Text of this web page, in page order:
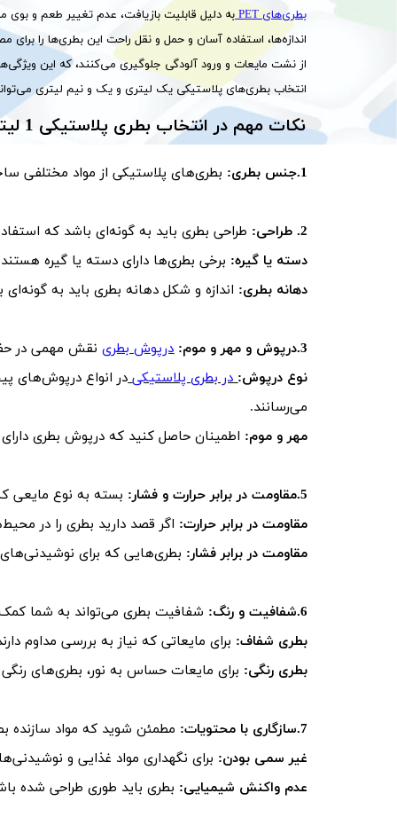
بطری‌های PET
به دلیل قابلیت بازیافت، عدم تغییر طعم و بوی
اندازه‌ها، استفاده آسان و حمل و نقل راحت این بطری‌ها را
از نشت مایعات و ورود آلودگی جلوگیری می‌کنند، که این
انتخاب بطری‌های پلاستیکی یک لیتری و یک و نیم لیتری
نکات مهم در انتخاب بطری پلاستیکی 1 لیتری و بطری پلاستیکی 1.5 لیتری​​​​​​​
1.جنس بطری: بطری‌های پلاستیکی از مواد مختلفی
2. طراحی:
طراحی بطری باید به گونه‌ای باشد که
دسته یا گیره: برخی بطری‌ها دارای دسته یا گیره
دهانه بطری: اندازه و شکل دهانه بطری باید به
3.درپوش و مهر و موم: درپوش بطرینقش مهمی در
نوع درپوش: در بطری پلاستیکی در انواع درپوش‌های
می‌رسانند.
مهر و موم: اطمینان حاصل کنید که درپوش بطری
5.مقاومت در برابر حرارت و فشار:
بسته به نوع مایعی
مقاومت در برابر حرارت: اگر قصد دارید بطری را در
مقاومت در برابر فشار: بطری‌هایی که برای نوشیدنی‌های
6.شفافیت و رنگ:
شفافیت بطری می‌تواند به شما کمک
بطری شفاف: برای مایعاتی که نیاز به بررسی مداوم
بطری رنگی: برای مایعات حساس به نور، بطری‌های
7.سازگاری با محتویات:
مطمئن شوید که مواد سازنده
غیر سمی بودن: برای نگهداری مواد غذایی و
عدم واکنش شیمیایی: بطری باید طوری طراحی شده